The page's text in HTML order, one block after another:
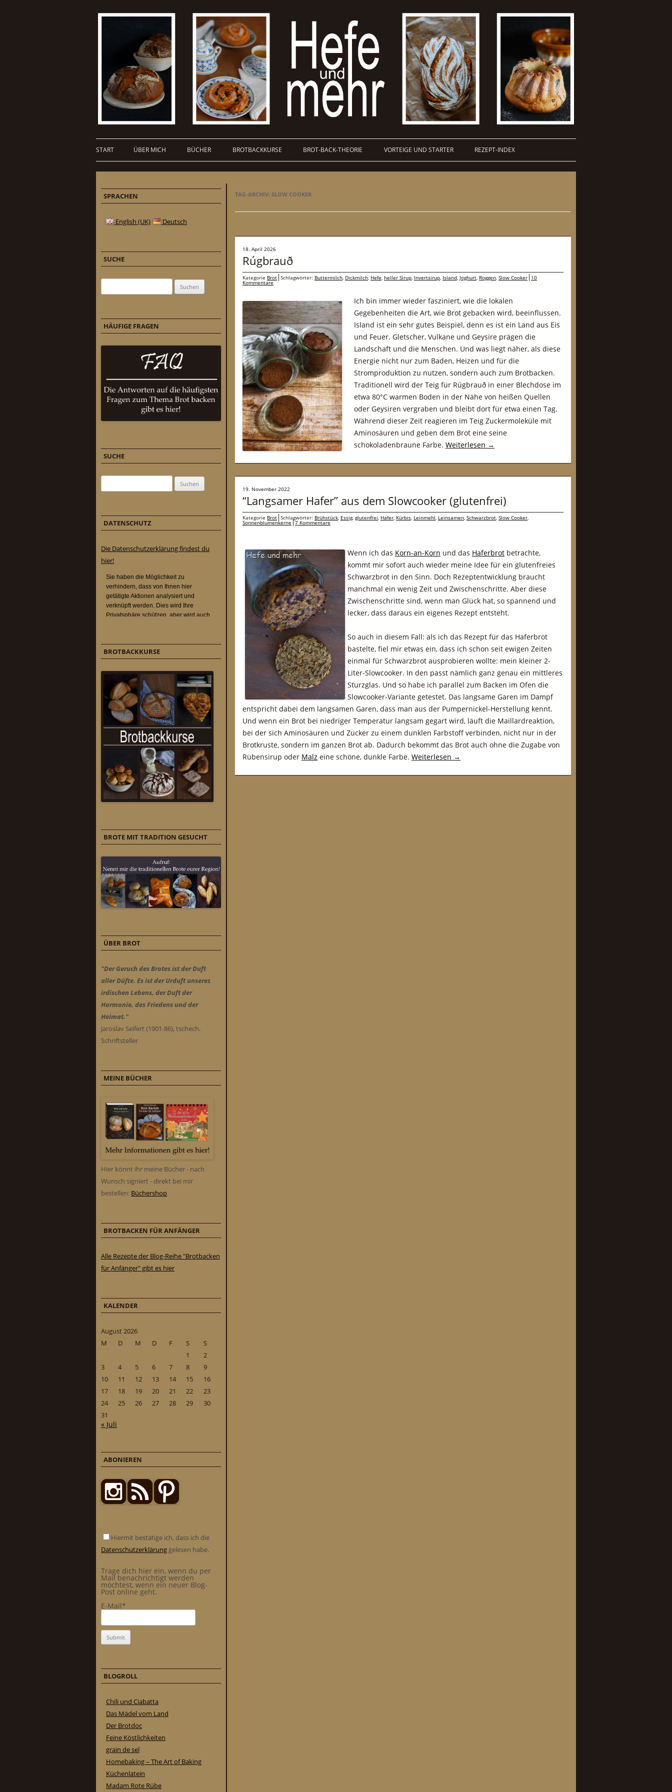
START ÜBER MICH BÜCHER BROTBACKKURSE BROT-BACK-THEORIE VORTEIGE UND STARTER REZEPT-INDEX
TAG-ARCHIV: SLOW COOKER
18. April 2026
Rúgbrauð
Kategorie Brot Schlagwörter: Buttermilch, Dickmilch, Hefe, heller Sirup, Invertsirup, Island, Joghurt, Roggen, Slow Cooker 10
Kommentare
Ich bin immer wieder fasziniert, wie die lokalen
Gegebenheiten die Art, wie Brot gebacken wird, beeinflussen.
Island ist ein sehr gutes Beispiel, denn es ist ein Land aus Eis
und Feuer. Gletscher, Vulkane und Geysire prägen die
Landschaft und die Menschen. Und was liegt näher, als diese
Energie nicht nur zum Baden, Heizen und für die
Stromproduktion zu nutzen, sondern auch zum Brotbacken.
Traditionell wird der Teig für Rúgbrauð in einer Blechdose im
etwa 80°C warmen Boden in der Nähe von heißen Quellen
oder Geysiren vergraben und bleibt dort für etwa einen Tag.
Während dieser Zeit reagieren im Teig Zuckermoleküle mit
Aminosäuren und geben dem Brot eine seine
schokoladenbraune Farbe. Weiterlesen →
19. November 2022
“Langsamer Hafer” aus dem Slowcooker (glutenfrei)
Kategorie Brot Schlagwörter: Brühstück, Essig, glutenfrei, Hafer, Kürbis, Leinmehl, Leinsamen, Schwarzbrot, Slow Cooker,
Sonnenblumenkerne 7 Kommentare
Wenn ich das Korn-an-Korn und das Haferbrot betrachte,
kommt mir sofort auch wieder meine Idee für ein glutenfreies
Schwarzbrot in den Sinn. Doch Rezeptentwicklung braucht
manchmal ein wenig Zeit und Zwischenschritte. Aber diese
Zwischenschritte sind, wenn man Glück hat, so spannend und
lecker, dass daraus ein eigenes Rezept entsteht.
So auch in diesem Fall: als ich das Rezept für das Haferbrot
bastelte, fiel mir etwas ein, dass ich schon seit ewigen Zeiten
einmal für Schwarzbrot ausprobieren wollte: mein kleiner 2-
Liter-Slowcooker. In den passt nämlich ganz genau ein mittleres
Sturzglas. Und so habe ich parallel zum Backen im Ofen die
Slowcooker-Variante getestet. Das langsame Garen im Dampf
entspricht dabei dem langsamen Garen, dass man aus der Pumpernickel-Herstellung kennt.
Und wenn ein Brot bei niedriger Temperatur langsam gegart wird, läuft die Maillardreaktion,
bei der sich Aminosäuren und Zucker zu einem dunklen Farbstoff verbinden, nicht nur in der
Brotkruste, sondern im ganzen Brot ab. Dadurch bekommt das Brot auch ohne die Zugabe von
Rübensirup oder Malz eine schöne, dunkle Farbe. Weiterlesen →
SPRACHEN
English (UK) Deutsch
SUCHE
HÄUFIGE FRAGEN
SUCHE
DATENSCHUTZ
Die Datenschutzerklärung findest du
hier!
BROTBACKKURSE
BROTE MIT TRADITION GESUCHT
ÜBER BROT
"Der Geruch des Brotes ist der Duft
aller Düfte. Es ist der Urduft unseres
irdischen Lebens, der Duft der
Harmonie, des Friedens und der
Heimat."
Jaroslav Seifert (1901-86), tschech.
Schriftsteller
MEINE BÜCHER
Hier könnt ihr meine Bücher - nach
Wunsch signiert - direkt bei mir
bestellen: Büchershop
BROTBACKEN FÜR ANFÄNGER
Alle Rezepte der Blog-Reihe "Brotbacken
für Anfänger" gibt es hier
KALENDER
August 2026
M
D M D F S
S
1
2
3
4 5 6 7 8
9
10
11 12 13 14 15
16
17
18 19 20 21 22
23
24
25 26 27 28 29
30
31
« Juli
ABONIEREN
Hiermit bestätige ich, dass ich die
Datenschutzerklärung gelesen habe.
Trage dich hier ein, wenn du per
Mail benachrichtigt werden
möchtest, wenn ein neuer Blog-
Post online geht.
E-Mail*
BLOGROLL
Chili und Ciabatta
Das Mädel vom Land
Der Brotdoc
Feine Köstlichkeiten
grain de sel
Homebaking – The Art of Baking
Küchenlatein
Madam Rote Rübe